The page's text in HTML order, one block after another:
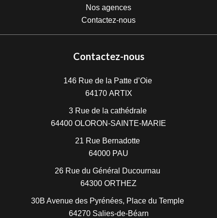
Nos agences
Contactez-nous
Contactez-nous
146 Rue de la Patte d’Oie
64170 ARTIX
3 Rue de la cathédrale
64400 OLORON-SAINTE-MARIE
21 Rue Bernadotte
64000 PAU
26 Rue du Général Ducournau
64300 ORTHEZ
30B Avenue des Pyrénées, Place du Temple
64270 Salies-de-Béarn